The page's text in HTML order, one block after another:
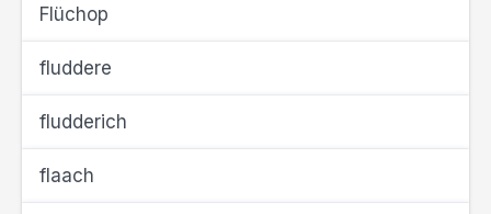
Flüchop
fluddere
fludderich
flaach